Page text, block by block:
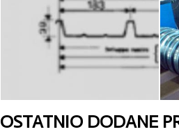
OSTATNIO DODANE